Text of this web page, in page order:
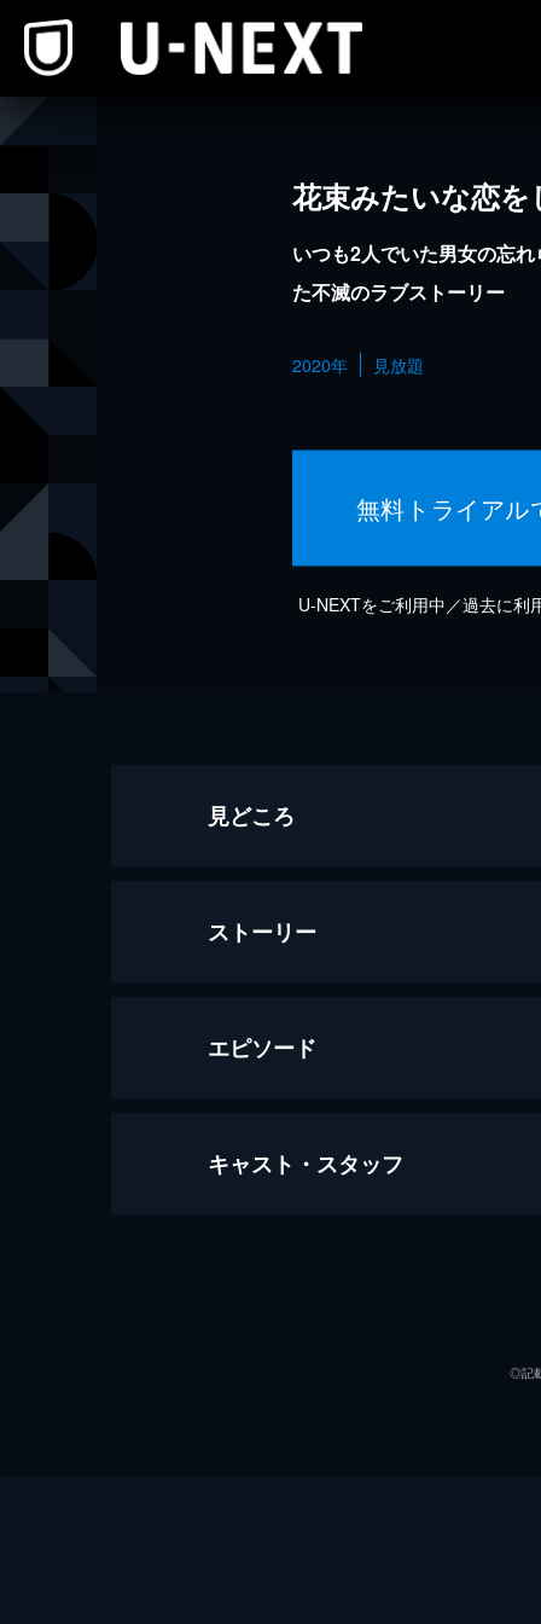
花束みたいな恋を
いつも2人でいた男女の忘
た不滅のラブストーリー
2020年 見放題
無料トライアル
U-NEXTをご利用中／過去に利
見どころ
ストーリー
エピソード
花束みたいな恋をした
キャスト・スタッフ
◎記